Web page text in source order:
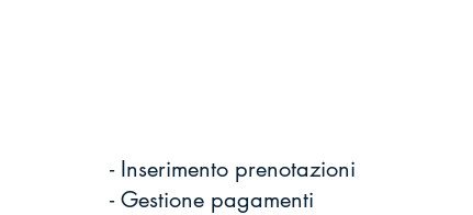
- Inserimento prenotazioni
- Gestione pagamenti